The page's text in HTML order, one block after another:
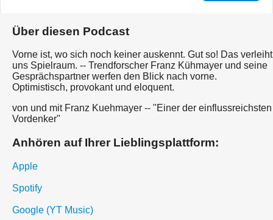
Über diesen Podcast
Vorne ist, wo sich noch keiner auskennt. Gut so! Das verleiht
uns Spielraum. -- Trendforscher Franz Kühmayer und seine
Gesprächspartner werfen den Blick nach vorne.
Optimistisch, provokant und eloquent.
von und mit Franz Kuehmayer -- "Einer der einflussreichsten
Vordenker"
Anhören auf Ihrer Lieblingsplattform:
Apple
Spotify
Google (YT Music)